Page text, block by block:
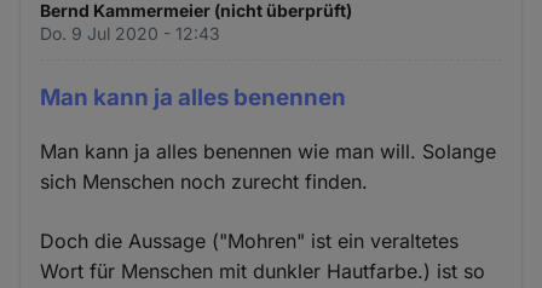
Bernd Kammermeier (nicht überprüft)
Do. 9 Jul 2020 - 12:43
Man kann ja alles benennen
Man kann ja alles benennen wie man will. Solange
sich Menschen noch zurecht finden.
Doch die Aussage ("Mohren" ist ein veraltetes
Wort für Menschen mit dunkler Hautfarbe.) ist so